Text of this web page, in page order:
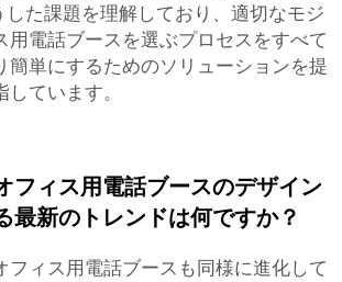
した課題を理解しており、適切なモジ
用電話ブースを選ぶプロセスをすべて
簡単にするためのソリューションを提
ています。
フィス用電話ブースのデザイン
最新のトレンドは何ですか？
フィス用電話ブースも同様に進化して